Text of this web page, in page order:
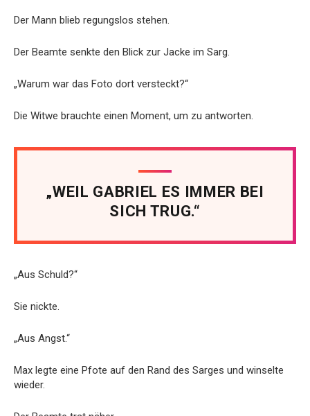
Der Mann blieb regungslos stehen.
Der Beamte senkte den Blick zur Jacke im Sarg.
„Warum war das Foto dort versteckt?“
Die Witwe brauchte einen Moment, um zu antworten.
„WEIL GABRIEL ES IMMER BEI
SICH TRUG.“
„Aus Schuld?“
Sie nickte.
„Aus Angst.“
Max legte eine Pfote auf den Rand des Sarges und winselte
wieder.